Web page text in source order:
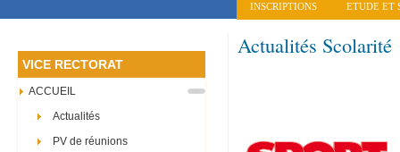
INSCRIPTIONS ETUDE ET
Actualités Scolarité
VICE RECTORAT
ACCUEIL
Actualités
PV de réunions